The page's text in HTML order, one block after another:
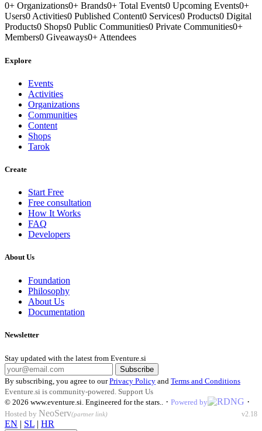
0+ Organizations0+ Brands0+ Total Events0 Upcoming Events0+
Users0Activities0 Published Content0 Services0 Products0 Digital
Products0 Shops0 Public Communities0 Private Communities0+
Members0 Giveaways0+Attendees
Explore
Events
Activities
Organizations
Communities
Content
Shops
Tarok
Create
Start Free
Free consultation
How It Works
FAQ
Developers
About Us
Foundation
Philosophy
About Us
Documentation
Newsletter
Stay updated with the latest from Eventure.si
Subscribe
By subscribing, you agree to ourPrivacy Policy and Terms and Conditions
Eventure.si is community-powered. Support Us
© 2026 www.eventure.si Engineered for the stars. · Powered by ·
Hosted by NeoServ(partner link) v2.18
EN | SL | HR